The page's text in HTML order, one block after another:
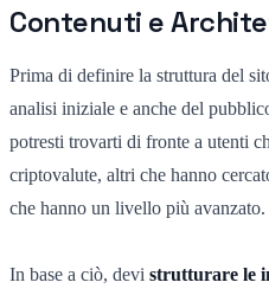
Contenuti e
Prima di definire la struttura del
analisi iniziale e anche del
potresti trovarti di fronte a utenti
criptovalute, altri che hanno
che hanno un livello più avanzato.
In base a ciò, devi strutturare le